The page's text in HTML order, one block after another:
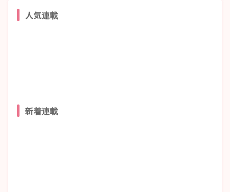
人気連載
新着連載